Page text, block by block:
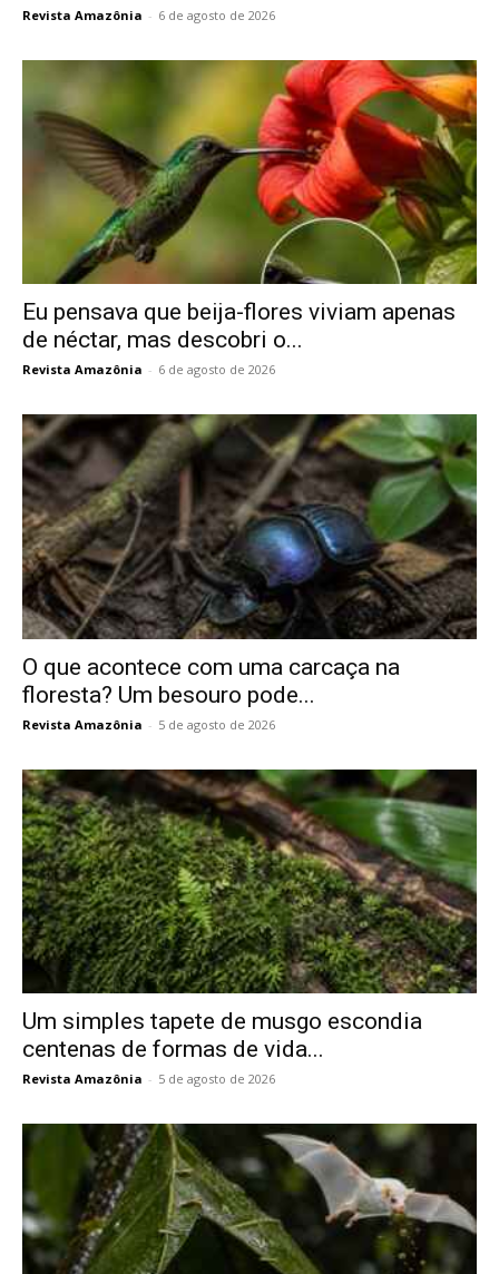
Revista Amazônia - 6 de agosto de 2026
Eu pensava que beija-flores viviam apenas
de néctar, mas descobri o...
Revista Amazônia - 6 de agosto de 2026
O que acontece com uma carcaça na
floresta? Um besouro pode...
Revista Amazônia - 5 de agosto de 2026
Um simples tapete de musgo escondia
centenas de formas de vida...
Revista Amazônia - 5 de agosto de 2026